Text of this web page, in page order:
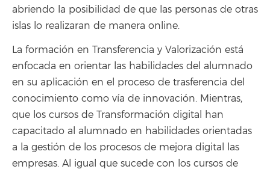
abriendo la posibilidad de que las personas de otras
islas lo realizaran de manera online.
La formación en Transferencia y Valorización está
enfocada en orientar las habilidades del alumnado
en su aplicación en el proceso de trasferencia del
conocimiento como vía de innovación. Mientras,
que los cursos de Transformación digital han
capacitado al alumnado en habilidades orientadas
a la gestión de los procesos de mejora digital las
empresas. Al igual que sucede con los cursos de